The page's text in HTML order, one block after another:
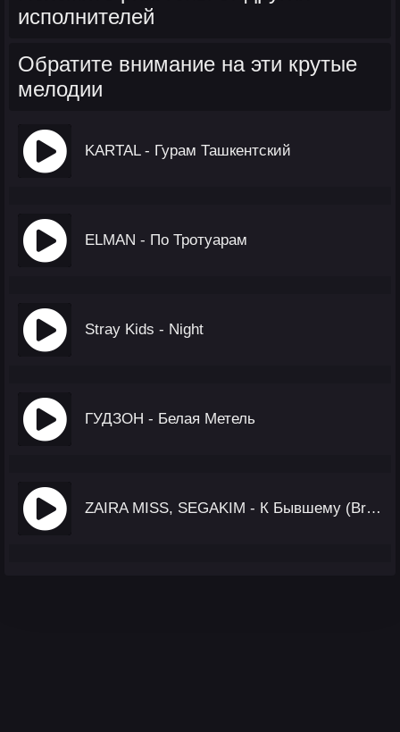
исполнителей
Обратите внимание на эти крутые
мелодии
KARTAL - Гурам Ташкентский
ELMAN - По Тротуарам
Stray Kids - Night
ГУДЗОН - Белая Метель
ZAIRA MISS, SEGAKIM - К Бывшему (Brazilian Phonk)